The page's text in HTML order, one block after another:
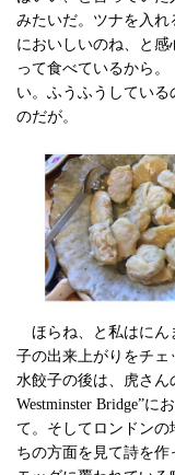
みたいだ。ツナを入
においしいのね、と
って食べているから
い。ふうふうしてい
のだ
ほらね、と私はに
子の出来上がりをチェ
水餃子の後は、虎さん
Westminster Bridge”に
て。そしてロンドン
ちの方面を見て詩を